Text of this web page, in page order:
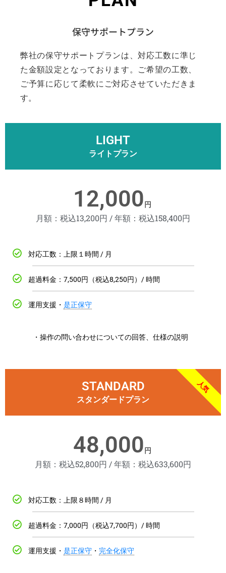
保守サポートプラン
弊社の保守サポートプランは、対応工数に準じ
た金額設定となっております。ご希望の工数、
ご予算に応じて柔軟にご対応させていただきま
す。
LIGHT
ライトプラン
12,000 円
月額：税込13,200円 / 年額：税込158,400円
対応工数：上限１時間 / 月
超過料金：7,500円（税込8,250円）/ 時間
運用支援・ 是正保守
・操作の問い合わせについての回答、仕様の説明
STANDARD
スタンダードプラン
48,000 円
月額：税込52,800円 / 年額：税込633,600円
対応工数：上限８時間 / 月
超過料金：7,000円（税込7,700円）/ 時間
運用支援・ 是正保守 ・ 完全化保守
人気